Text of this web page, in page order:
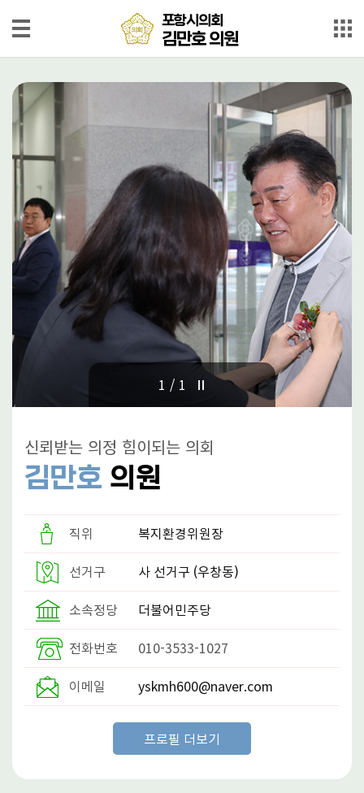
본문으로 바로가기
메인메뉴 바로가기
호
의
의
원
소
정
동
정
의
동
활
사
진
포항시의회
김만호 의원
1/1
신뢰받는 의정 힘이되는 의회
김만호 의원
직위
복지환경위원장
선거구
사 선거구 (우창동)
소속정당
더불어민주당
전화번호
010-3533-1027
이메일
yskmh600@naver.com
프로필 더보기